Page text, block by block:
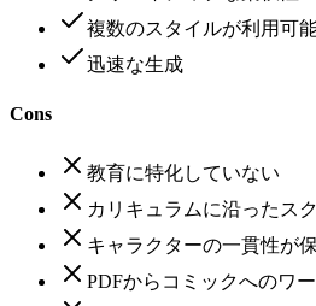
複数のスタイルが利用可
迅速な生成
Cons
教育に特化していない
カリキュラムに沿ったス
キャラクターの一貫性が
PDFからコミックへのワ